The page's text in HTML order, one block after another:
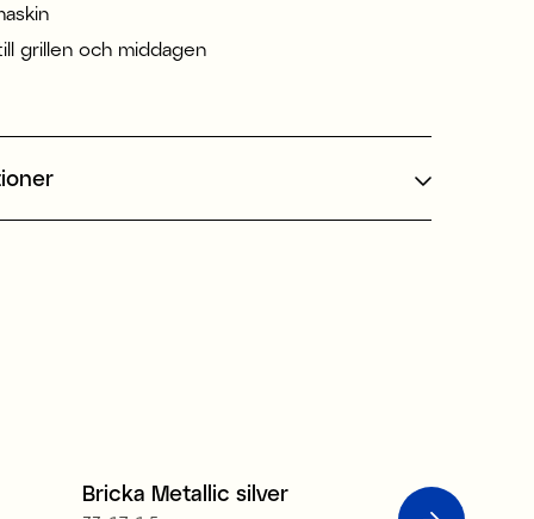
grillen och middagen
Bricka Metallic silver Sale